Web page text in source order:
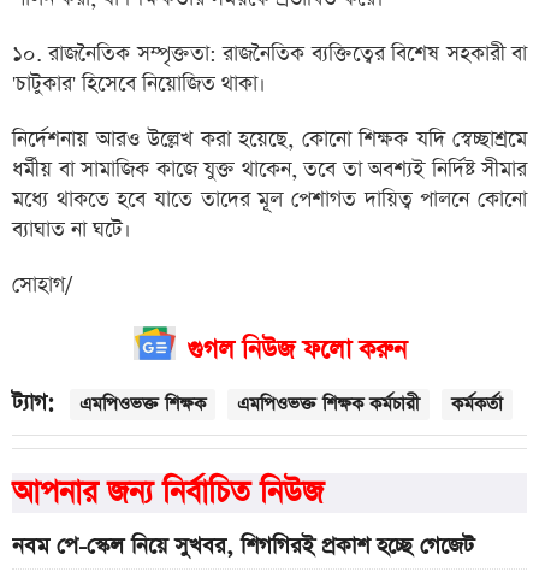
১০. রাজনৈতিক সম্পৃক্ততা: রাজনৈতিক ব্যক্তিত্বের বিশেষ সহকারী বা
'চাটুকার' হিসেবে নিয়োজিত থাকা।
নির্দেশনায় আরও উল্লেখ করা হয়েছে, কোনো শিক্ষক যদি স্বেচ্ছাশ্রমে
ধর্মীয় বা সামাজিক কাজে যুক্ত থাকেন, তবে তা অবশ্যই নির্দিষ্ট সীমার
মধ্যে থাকতে হবে যাতে তাদের মূল পেশাগত দায়িত্ব পালনে কোনো
ব্যাঘাত না ঘটে।
সোহাগ/
গুগল নিউজ ফলো করুন
ট্যাগ: এমপিওভক্ত শিক্ষক এমপিওভক্ত শিক্ষক কর্মচারী কর্মকর্তা
আপনার জন্য নির্বাচিত নিউজ
নবম পে-স্কেল নিয়ে সুখবর, শিগগিরই প্রকাশ হচ্ছে গেজেট